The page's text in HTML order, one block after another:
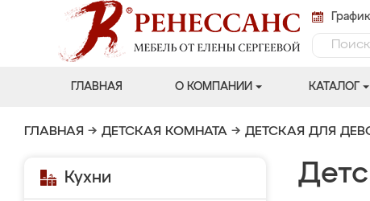
ГЛАВНАЯ О КОМПАНИИ КАТАЛОГ
ГЛАВНАЯ → ДЕТСКАЯ КОМНАТА → ДЕТСКАЯ ДЛЯ
Кухни